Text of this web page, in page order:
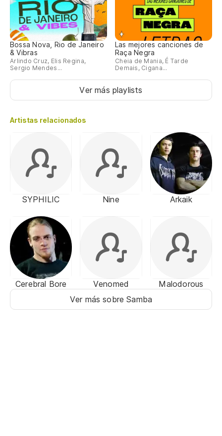
Bossa Nova, Rio de Janeiro
& Vibras
Arlindo Cruz, Elis Regina,
Sergio Mendes...
Las mejores canciones de
Raça Negra
Cheia de Mania, É Tarde
Demais, Cigana...
Ver más playlists
Artistas relacionados
SYPHILIC Nine Arkaik
Cerebral Bore Venomed
Malodorous
Ver más sobre Samba